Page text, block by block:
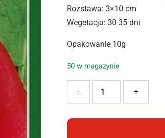
Rozstawa: 3×10 cm
Wegetacja: 30-35 dni
Opakowanie 10g
50 w magazynie
+
-